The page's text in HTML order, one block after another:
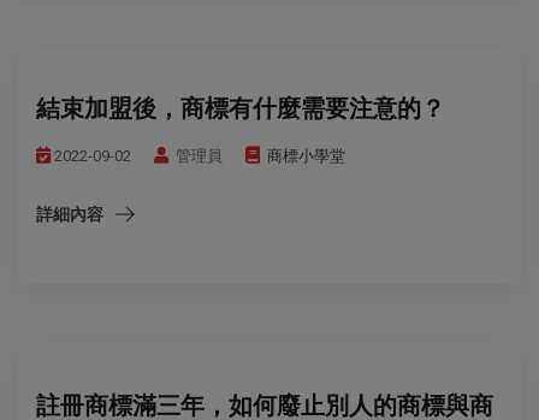
結束加盟後，商標有什麼需要注意的？
2022-09-02 管理員 商標小學堂
詳細內容
註冊商標滿三年，如何廢止別人的商標與商